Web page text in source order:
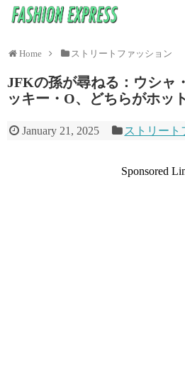
Home ストリートファッション
JFKの孫が尋ねる：ウシャ
ッキー・O、どちらがホッ
January 21, 2025 ストリート
Sponsored